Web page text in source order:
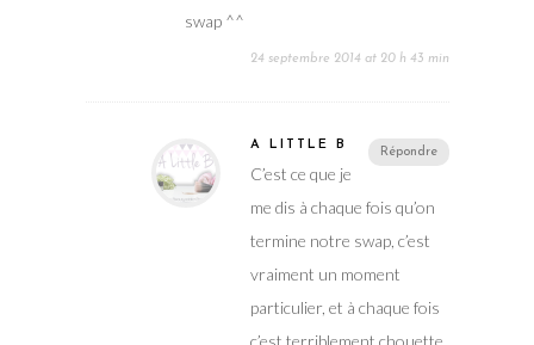
swap ^^
24 septembre 2014 at 20 h 43 min
Répondre
A LITTLE B
C’est ce que je
me dis à chaque fois qu’on
termine notre swap, c’est
vraiment un moment
particulier, et à chaque fois
c’est terriblement chouette